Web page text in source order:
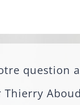
question
Thierry